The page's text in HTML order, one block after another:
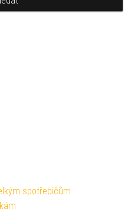
spotřebičům